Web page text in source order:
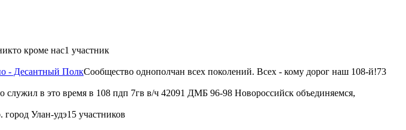
кроме нас1 участник
- Десантный ПолкСообщество однополчан всех поколений. Всех - кому дорог наш 108-й!73
служил в это время в 108 пдп 7гв в/ч 42091 ДМБ 96-98 Новороссийск объединяемся,
Улан-удэ15 участников